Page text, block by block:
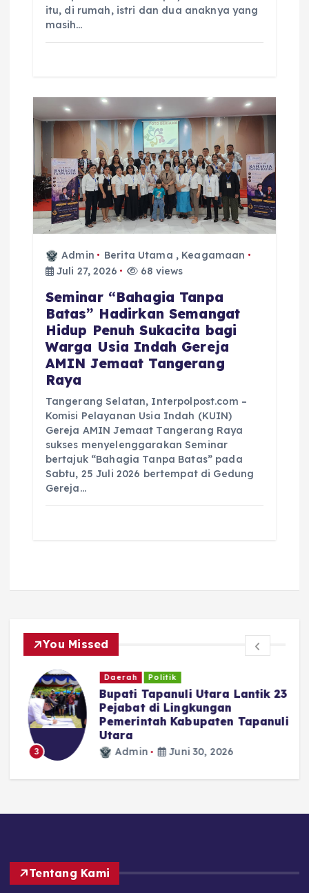
itu, di rumah, istri dan dua anaknya yang
masih…
Admin Berita Utama , Keagamaan
Juli 27, 2026
68 views
Seminar “Bahagia Tanpa
Batas” Hadirkan Semangat
Hidup Penuh Sukacita bagi
Warga Usia Indah Gereja
AMIN Jemaat Tangerang
Raya
Tangerang Selatan, Interpolpost.com –
Komisi Pelayanan Usia Indah (KUIN)
Gereja AMIN Jemaat Tangerang Raya
sukses menyelenggarakan Seminar
bertajuk “Bahagia Tanpa Batas” pada
Sabtu, 25 Juli 2026 bertempat di Gedung
Gereja…
You Missed
3
Daerah Politik
Bupati Tapanuli Utara Lantik 23
Pejabat di Lingkungan
Pemerintah Kabupaten Tapanuli
Utara
Admin Juni 30, 2026
Tentang Kami